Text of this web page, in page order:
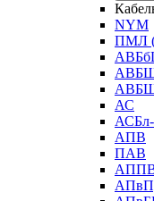
NYM
ПМЛ
АС
АПВ
ПАВ